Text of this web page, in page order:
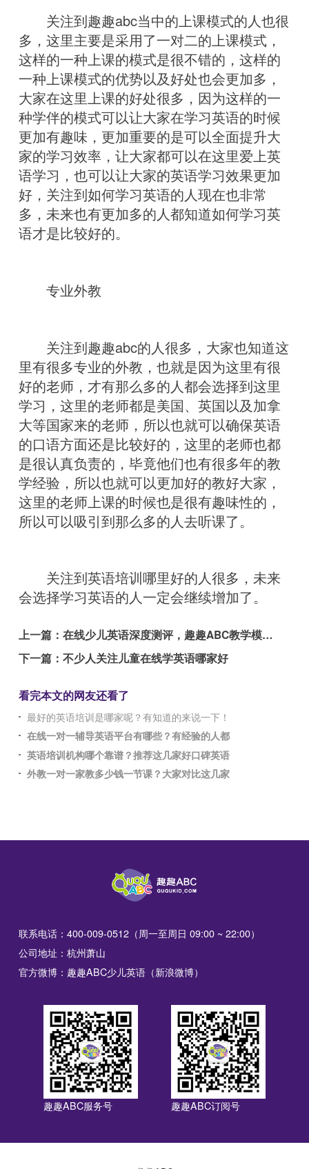
关注到趣趣abc当中的上课模式的人也很
多，这里主要是采用了一对二的上课模式，
这样的一种上课的模式是很不错的，这样的
一种上课模式的优势以及好处也会更加多，
大家在这里上课的好处很多，因为这样的一
种学伴的模式可以让大家在学习英语的时候
更加有趣味，更加重要的是可以全面提升大
家的学习效率，让大家都可以在这里爱上英
语学习，也可以让大家的英语学习效果更加
好，关注到如何学习英语的人现在也非常
多，未来也有更加多的人都知道如何学习英
语才是比较好的。
专业外教
关注到趣趣abc的人很多，大家也知道这
里有很多专业的外教，也就是因为这里有很
好的老师，才有那么多的人都会选择到这里
学习，这里的老师都是美国、英国以及加拿
大等国家来的老师，所以也就可以确保英语
的口语方面还是比较好的，这里的老师也都
是很认真负责的，毕竟他们也有很多年的教
学经验，所以也就可以更加好的教好大家，
这里的老师上课的时候也是很有趣味性的，
所以可以吸引到那么多的人去听课了。
关注到英语培训哪里好的人很多，未来
会选择学习英语的人一定会继续增加了。
上一篇：
在线少儿英语深度测评，趣趣ABC教学模式亮眼
下一篇：不少人关注儿童在线学英语哪家好
看完本文的网友还看了
最好的英语培训是哪家呢？有知道的来说一下！
在线一对一辅导英语平台有哪些？有经验的人都
英语培训机构哪个靠谱？推荐这几家好口碑英语
外教一对一家教多少钱一节课？大家对比这几家
联系电话：400-009-0512（周一至周日 09:00 ~ 22:00）
公司地址：杭州萧山
官方微博：趣趣ABC少儿英语（新浪微博）
趣趣ABC服务号 趣趣ABC订阅号